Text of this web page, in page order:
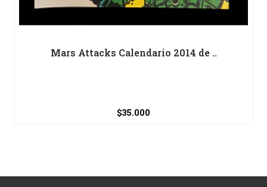
Mars Attacks Calendario 2014 de ..
$35.000